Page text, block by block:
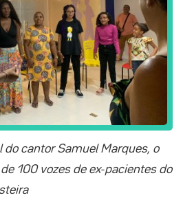
do cantor Samuel Marques, o
100 vozes de ex-pacientes do